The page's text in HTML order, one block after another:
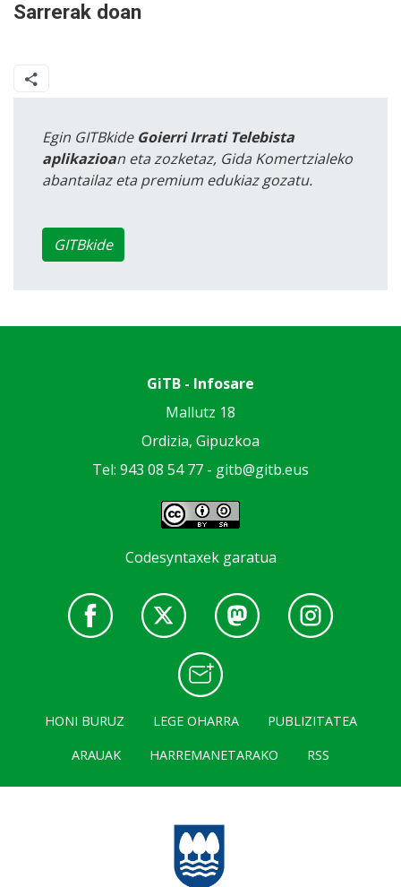
Sarrerak doan
Egin GITBkide Goierri Irrati Telebista
aplikazioan eta zozketaz, Gida Komertzialeko
abantailaz eta premium edukiaz gozatu.
GITBkide
GiTB - Infosare
Mallutz 18
Ordizia, Gipuzkoa
Tel: 943 08 54 77 - gitb@gitb.eus
Codesyntaxek garatua
HONI BURUZ LEGE OHARRA
PUBLIZITATEA
ARAUAK
HARREMANETARAKO RSS